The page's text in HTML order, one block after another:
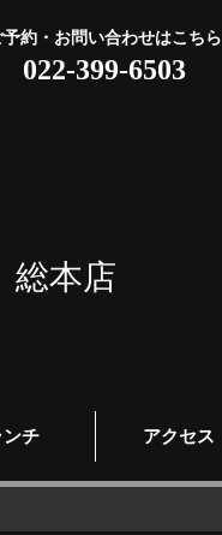
予約・お問い合わせはこちら
022-399-6503
本店
ンチ アクセス